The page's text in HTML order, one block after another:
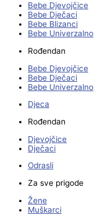
Bebe Djevojčice
Bebe Dječaci
Bebe Blizanci
Bebe Univerzalno
Rođendan
Bebe Djevojčice
Bebe Dječaci
Bebe Univerzalno
Djeca
Rođendan
Djevojčice
Dječaci
Odrasli
Za sve prigode
Žene
Muškarci